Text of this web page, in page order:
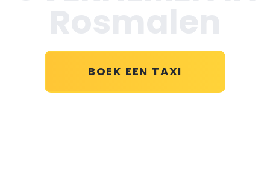
BOEK EEN TAXI